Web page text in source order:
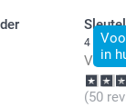
in
4
Vanaf
(50